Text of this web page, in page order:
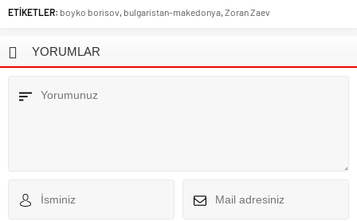
ETİKETLER: boyko borisov, bulgaristan-makedonya, Zoran Zaev
YORUMLAR